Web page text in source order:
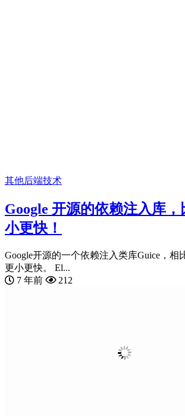
其他后端技术
Google 开源的依赖注入库
小更快！
Google开源的一个依赖注入类库Guice，相
更小更快。 El...
7 年前
212